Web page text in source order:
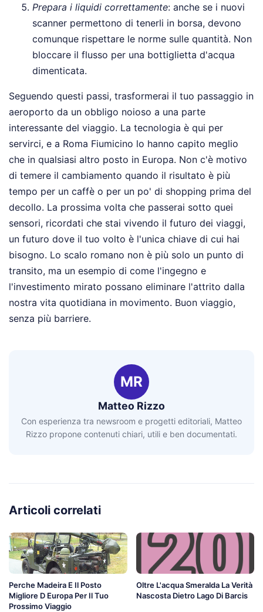
Prepara i liquidi correttamente: anche se i nuovi
scanner permettono di tenerli in borsa, devono
comunque rispettare le norme sulle quantità. Non
bloccare il flusso per una bottiglietta d'acqua
dimenticata.
Seguendo questi passi, trasformerai il tuo passaggio in
aeroporto da un obbligo noioso a una parte
interessante del viaggio. La tecnologia è qui per
servirci, e a Roma Fiumicino lo hanno capito meglio
che in qualsiasi altro posto in Europa. Non c'è motivo
di temere il cambiamento quando il risultato è più
tempo per un caffè o per un po' di shopping prima del
decollo. La prossima volta che passerai sotto quei
sensori, ricordati che stai vivendo il futuro dei viaggi,
un futuro dove il tuo volto è l'unica chiave di cui hai
bisogno. Lo scalo romano non è più solo un punto di
transito, ma un esempio di come l'ingegno e
l'investimento mirato possano eliminare l'attrito dalla
nostra vita quotidiana in movimento. Buon viaggio,
senza più barriere.
MR
Matteo Rizzo
Con esperienza tra newsroom e progetti editoriali, Matteo
Rizzo propone contenuti chiari, utili e ben documentati.
Articoli correlati
Perche Madeira E Il Posto
Migliore D Europa Per Il Tuo
Prossimo Viaggio
Oltre L'acqua Smeralda La Verità
Nascosta Dietro Lago Di Barcis